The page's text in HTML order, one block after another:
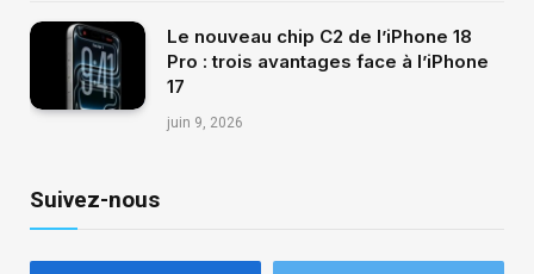
Le nouveau chip C2 de l’iPhone 18
Pro : trois avantages face à l’iPhone
17
juin 9, 2026
Suivez-nous